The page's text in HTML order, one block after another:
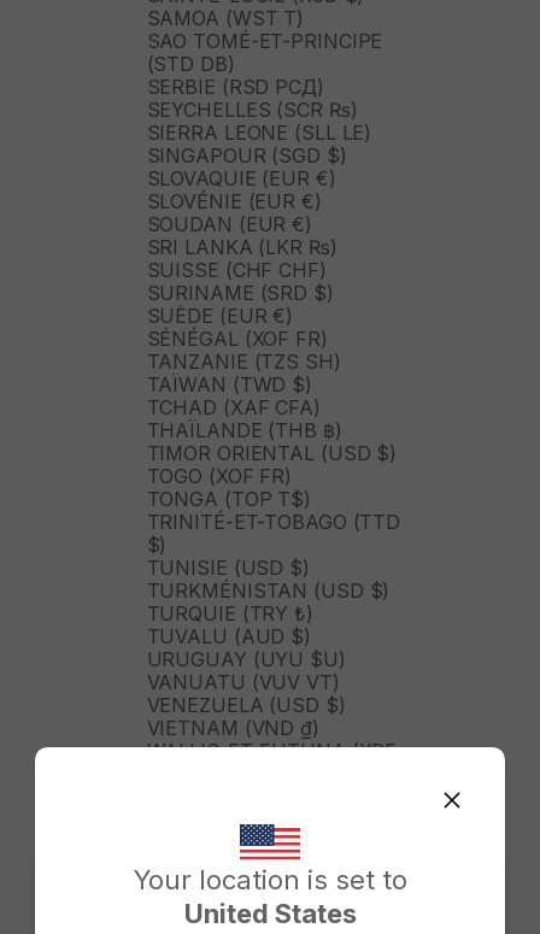
Your location is set to
United States
SAMOA (WST T)
SAO TOMÉ-ET-PRINCIPE
(STD DB)
SERBIE (RSD РСД)
SEYCHELLES (SCR ₨)
SIERRA LEONE (SLL LE)
SINGAPOUR (SGD $)
SLOVAQUIE (EUR €)
SLOVÉNIE (EUR €)
SOUDAN (EUR €)
SRI LANKA (LKR ₨)
SUISSE (CHF CHF)
SURINAME (SRD $)
SUÈDE (EUR €)
SÉNÉGAL (XOF FR)
TANZANIE (TZS SH)
TAÏWAN (TWD $)
TCHAD (XAF CFA)
THAÏLANDE (THB ฿)
TIMOR ORIENTAL (USD $)
TOGO (XOF FR)
TONGA (TOP T$)
TRINITÉ-ET-TOBAGO (TTD
$)
TUNISIE (USD $)
TURKMÉNISTAN (USD $)
TURQUIE (TRY ₺)
TUVALU (AUD $)
URUGUAY (UYU $U)
VANUATU (VUV VT)
VENEZUELA (USD $)
VIETNAM (VND ₫)
WALLIS-ET-FUTUNA (XPF
ZIMBABWE (USD $)
ÉMIRATS ARABES UNIS
(AED د.إ)
ÉQUATEUR (USD $)